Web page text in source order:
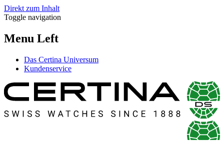
Direkt zum Inhalt
Toggle navigation
Menu Left
Das Certina Universum
Kundenservice